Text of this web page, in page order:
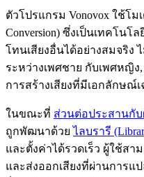
ตัวโปรแกรม Vonovox ใช้โมเ
Conversion) ซึ่งเป็นเทคโนโ
โทนเสียงอื่นได้อย่างสมจริง
ระหว่างเพศชาย กับเพศหญิง
การสร้างเสียงที่มีเอกลักษณ์เ
ในขณะที่ ส่วนต่อประสานกับ
ถูกพัฒนาด้วยไลบรารี
และตั้งค่าได้รวดเร็ว ผู้ใช้ส
และส่งออกเสียงที่ผ่านการแ